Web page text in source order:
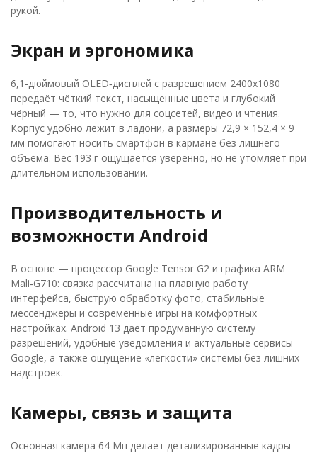
рукой.
Экран и эргономика
6,1-дюймовый OLED‑дисплей с разрешением 2400x1080
передаёт чёткий текст, насыщенные цвета и глубокий
чёрный — то, что нужно для соцсетей, видео и чтения.
Корпус удобно лежит в ладони, а размеры 72,9 × 152,4 × 9
мм помогают носить смартфон в кармане без лишнего
объёма. Вес 193 г ощущается уверенно, но не утомляет при
длительном использовании.
Производительность и
возможности Android
В основе — процессор Google Tensor G2 и графика ARM
Mali‑G710: связка рассчитана на плавную работу
интерфейса, быструю обработку фото, стабильные
мессенджеры и современные игры на комфортных
настройках. Android 13 даёт продуманную систему
разрешений, удобные уведомления и актуальные сервисы
Google, а также ощущение «легкости» системы без лишних
надстроек.
Камеры, связь и защита
Основная камера 64 Мп делает детализированные кадры